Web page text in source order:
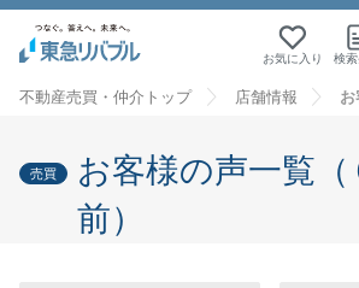
お気に入り 検
不動産売買・仲介トップ 店舗情報
売買
お客様の声一覧（
前）